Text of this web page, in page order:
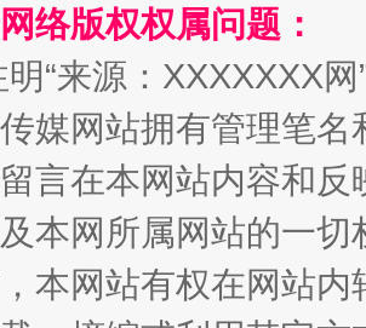
球赛在茂县开幕 规模
络版权权属问题：
“来源：XXXXXXX
媒网站拥有管理笔
留言在本网站内容和
本网所属网站的一
本网站有权在网站